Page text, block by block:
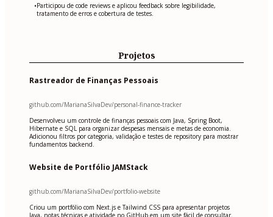
•Participou de code reviews e aplicou feedback sobre legibilidade,
tratamento de erros e cobertura de testes.
Projetos
Rastreador de Finanças Pessoais
github.com/MarianaSilvaDev/personal-finance-tracker
Desenvolveu um controle de finanças pessoais com Java, Spring Boot,
Hibernate e SQL para organizar despesas mensais e metas de economia.
Adicionou filtros por categoria, validação e testes de repository para mostrar
fundamentos backend.
Website de Portfólio JAMStack
github.com/MarianaSilvaDev/portfolio-website
Criou um portfólio com Next.js e Tailwind CSS para apresentar projetos
Java, notas técnicas e atividade no GitHub em um site fácil de consultar.